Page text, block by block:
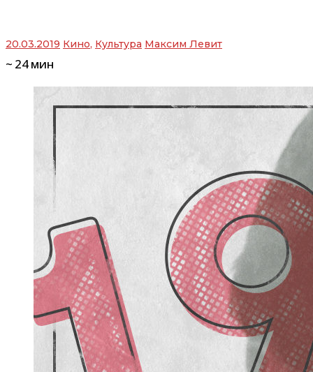
20.03.2019 Кино, Культура Максим Левит
~ 24мин